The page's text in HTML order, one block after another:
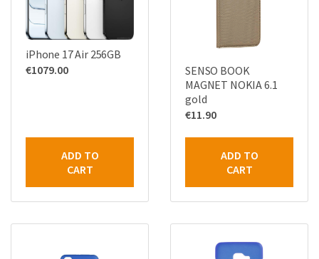
iPhone 17 Air 256GB
€1079.00
ADD TO
CART
SENSO BOOK
MAGNET NOKIA 6.1
gold
€11.90
ADD TO
CART